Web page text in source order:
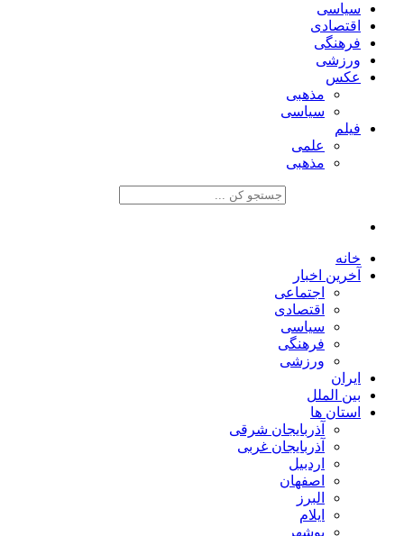
سیاسی
اقتصادی
فرهنگی
ورزشی
عکس
مذهبی
سیاسی
فیلم
علمی
مذهبی
خانه
آخرین اخبار
اجتماعی
اقتصادی
سیاسی
فرهنگی
ورزشی
ایران
بین الملل
استان ها
آذربایجان شرقی
آذربایجان غربی
اردبیل
اصفهان
البرز
ایلام
بوشهر